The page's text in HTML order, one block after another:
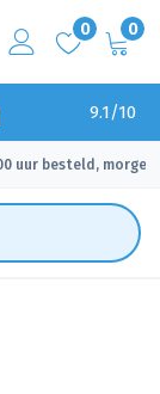
0 0
9.1/10
uur besteld, morgen